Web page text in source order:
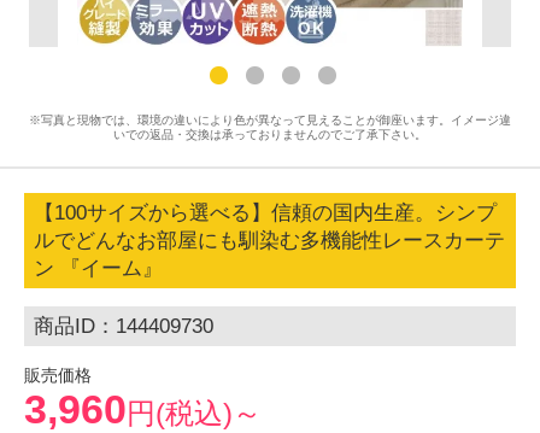
※写真と現物では、環境の違いにより色が異なって見えることが御座います。イメージ違
いでの返品・交換は承っておりませんのでご了承下さい。
【100サイズから選べる】信頼の国内生産。シンプ
ルでどんなお部屋にも馴染む多機能性レースカーテ
ン 『イーム』
商品ID：144409730
販売価格
3,960円(税込)～